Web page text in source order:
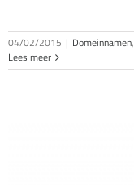
04/02/2015 | Domeinnamen,
Lees meer